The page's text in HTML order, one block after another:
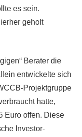
es sein.
geholt
Berater die
entwickelte sich
Projektgruppe
hatte,
Euro offen. Diese
Investor-